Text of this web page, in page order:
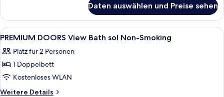
7)
anzeigen
Dreibettzimmer,
Nichtraucher
(extra
for
over
7)
Daten auswählen und Preise sehen
Alle
Fotos
für
PREMIUM
DOORS
View
1
PREMIUM DOORS View Bath sol Non-Smoking
Platz für 2 Personen
1 Doppelbett
Kostenloses WLAN
Weitere Details
Weitere